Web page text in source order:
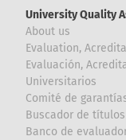
University Quality
About us
Evaluation,
Evaluación,
Universitarios
Comité de
Buscador de títulos
Banco de